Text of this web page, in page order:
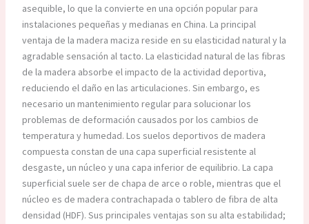
asequible, lo que la convierte en una opción popular para
instalaciones pequeñas y medianas en China. La principal
ventaja de la madera maciza reside en su elasticidad natural y la
agradable sensación al tacto. La elasticidad natural de las fibras
de la madera absorbe el impacto de la actividad deportiva,
reduciendo el daño en las articulaciones. Sin embargo, es
necesario un mantenimiento regular para solucionar los
problemas de deformación causados ​​por los cambios de
temperatura y humedad. Los suelos deportivos de madera
compuesta constan de una capa superficial resistente al
desgaste, un núcleo y una capa inferior de equilibrio. La capa
superficial suele ser de chapa de arce o roble, mientras que el
núcleo es de madera contrachapada o tablero de fibra de alta
densidad (HDF). Sus principales ventajas son su alta estabilidad;